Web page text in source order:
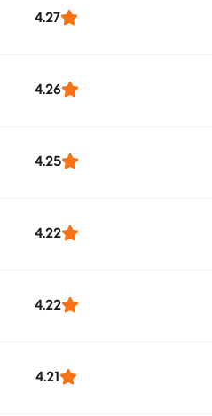
4.27
4.26
4.25
4.22
4.22
4.21